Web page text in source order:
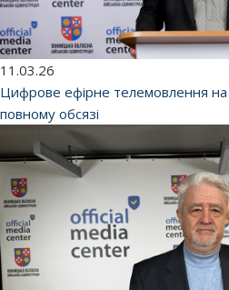
11.03.26
Цифрове ефірне телемовлення на
повному обсязі